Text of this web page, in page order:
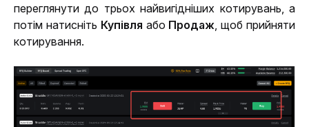
переглянути до трьох найвигідніших котирувань, а
потім натисніть Купівля або Продаж , щоб прийняти
котирування.